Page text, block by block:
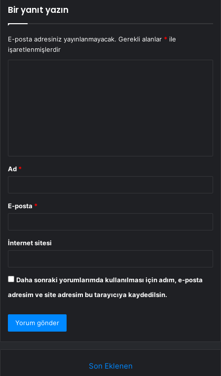
Bir yanıt yazın
E-posta adresiniz yayınlanmayacak. Gerekli alanlar * ile
işaretlenmişlerdir
Ad *
E-posta *
İnternet sitesi
Daha sonraki yorumlarımda kullanılması için adım, e-posta
adresim ve site adresim bu tarayıcıya kaydedilsin.
Son Eklenen